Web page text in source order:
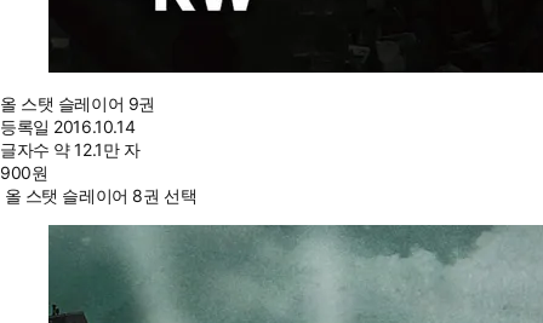
올 스탯 슬레이어 9권
등록일 2016.10.14
글자수 약 12.1만 자
900원
올 스탯 슬레이어 8권 선택